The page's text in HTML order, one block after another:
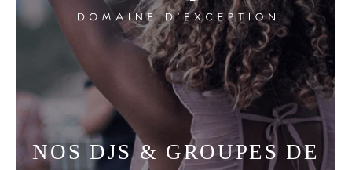
NOS DJS & GROUPES DE